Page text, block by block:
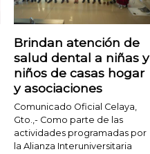
Brindan atención de
salud dental a niñas y
niños de casas hogar
y asociaciones
Comunicado Oficial Celaya,
Gto.,- Como parte de las
actividades programadas por
la Alianza Interuniversitaria